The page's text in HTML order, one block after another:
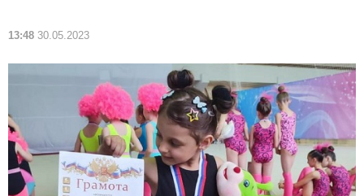
13:48 30.05.2023